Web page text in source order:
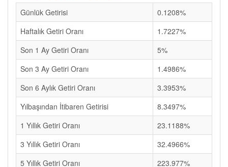
Günlük Getirisi
0.1208%
Haftalık Getiri Oranı
1.7227%
Son 1 Ay Getiri Oranı
5%
Son 3 Ay Getiri Oranı
1.4986%
Son 6 Aylık Getiri Oranı
3.3953%
Yılbaşından İtibaren Getirisi
8.3497%
1 Yıllık Getiri Oranı
23.1188%
3 Yıllık Getiri Oranı
32.4966%
5 Yıllık Getiri Oranı
223.977%